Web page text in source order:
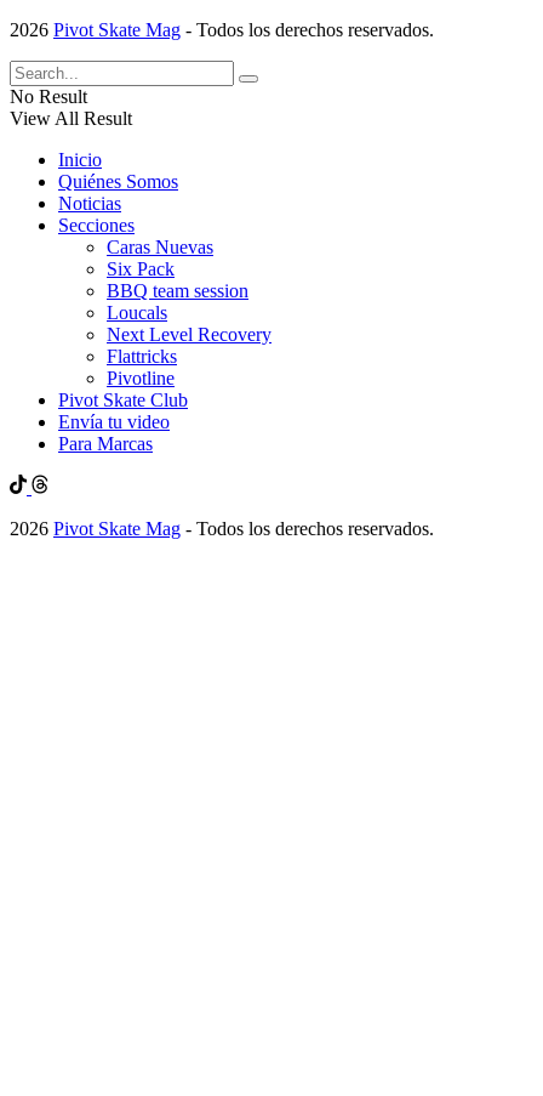
2026 Pivot Skate Mag - Todos los derechos reservados.
No Result
View All Result
Inicio
Quiénes Somos
Noticias
Secciones
Caras Nuevas
Six Pack
BBQ team session
Loucals
Next Level Recovery
Flattricks
Pivotline
Pivot Skate Club
Envía tu video
Para Marcas
2026 Pivot Skate Mag - Todos los derechos reservados.